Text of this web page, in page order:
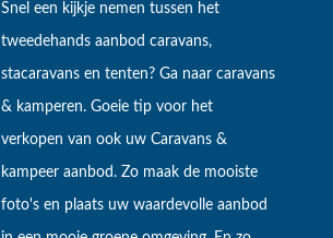
Snel een kijkje nemen tussen het
tweedehands aanbod caravans,
stacaravans en tenten? Ga naar caravans
& kamperen. Goeie tip voor het
verkopen van ook uw Caravans &
kampeer aanbod. Zo maak de mooiste
foto's en plaats uw waardevolle aanbod